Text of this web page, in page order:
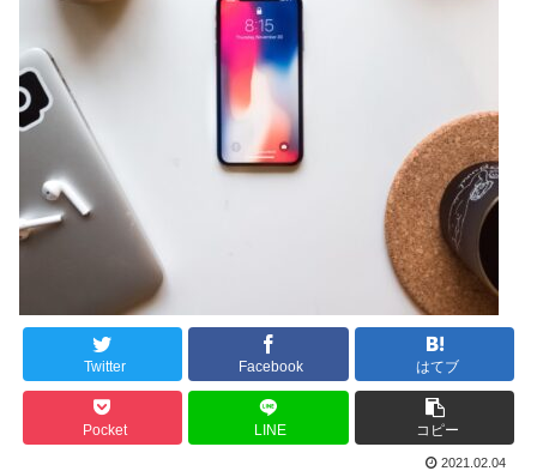
Twitter Facebook はてブ
Pocket LINE コピー
2021.02.04